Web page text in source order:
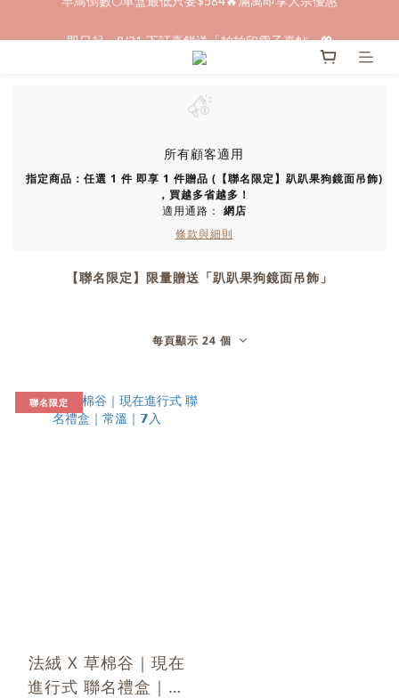
即日起～8/31 下訂喜餅送「拍拍印電子喜帖」💖
早鳥倒數🌕單盒最低只要$584🔥滿萬即享大宗優惠
所有顧客適用
指定商品：任選 1 件 即享 1 件贈品 (【聯名限定】趴趴果狗鏡面吊飾)
，買越多省越多！
適用通路： 網店
條款與細則
【聯名限定】限量贈送「趴趴果狗鏡面吊飾」
每頁顯示 24 個
聯名限定
法絨 X 草棉谷｜現在
進行式 聯名禮盒｜常